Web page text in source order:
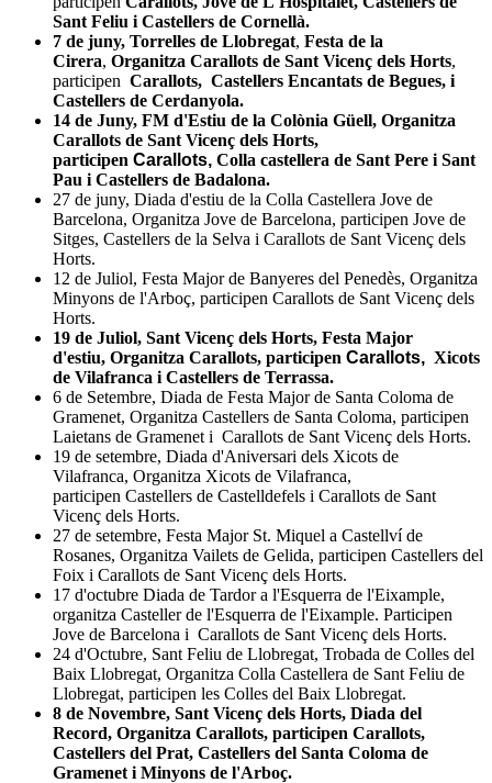
Sant Feliu i Castellers de Cornellà.
7 de juny, Torrelles de Llobregat, Festa de la
Cirera, Organitza Carallots de Sant Vicenç dels Horts,
participen Carallots, Castellers Encantats de Begues, i
Castellers de Cerdanyola.
14 de Juny, FM d'Estiu de la Colònia Güell, Organitza
Carallots de Sant Vicenç dels Horts,
participen Carallots, Colla castellera de Sant Pere i Sant
Pau i Castellers de Badalona.
27 de juny, Diada d'estiu de la Colla Castellera Jove de
Barcelona, Organitza Jove de Barcelona, participen Jove de
Sitges, Castellers de la Selva i Carallots de Sant Vicenç dels
Horts.
12 de Juliol, Festa Major de Banyeres del Penedès, Organitza
Minyons de l'Arboç, participen Carallots de Sant Vicenç dels
Horts.
19 de Juliol, Sant Vicenç dels Horts, Festa Major
d'estiu, Organitza Carallots, participen Carallots, Xicots
de Vilafranca i Castellers de Terrassa.
6 de Setembre, Diada de Festa Major de Santa Coloma de
Gramenet, Organitza Castellers de Santa Coloma, participen
Laietans de Gramenet i Carallots de Sant Vicenç dels Horts.
19 de setembre, Diada d'Aniversari dels Xicots de
Vilafranca, Organitza Xicots de Vilafranca,
participen Castellers de Castelldefels i Carallots de Sant
Vicenç dels Horts.
27 de setembre, Festa Major St. Miquel a Castellví de
Rosanes, Organitza Vailets de Gelida, participen Castellers del
Foix i Carallots de Sant Vicenç dels Horts.
17 d'octubre Diada de Tardor a l'Esquerra de l'Eixample,
organitza Casteller de l'Esquerra de l'Eixample. Participen
Jove de Barcelona i Carallots de Sant Vicenç dels Horts.
24 d'Octubre, Sant Feliu de Llobregat, Trobada de Colles del
Baix Llobregat, Organitza Colla Castellera de Sant Feliu de
Llobregat, participen les Colles del Baix Llobregat.
8 de Novembre, Sant Vicenç dels Horts, Diada del
Record, Organitza Carallots, participen Carallots,
Castellers del Prat, Castellers del Santa Coloma de
Gramenet i Minyons de l'Arboç.